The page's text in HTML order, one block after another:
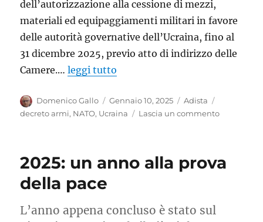
dell’autorizzazione alla cessione di mezzi,
materiali ed equipaggiamenti militari in favore
delle autorità governative dell’Ucraina, fino al
31 dicembre 2025, previo atto di indirizzo delle
Camere.…leggi tutto
Autore
Domenico Gallo
Pubblicato
il
Gennaio 10, 2025 Categorie
Adista
decreto armi, NATO, Ucraina Lascia un commentosu
il
2025: un anno alla prova
della pace
L’anno appena concluso è stato sul